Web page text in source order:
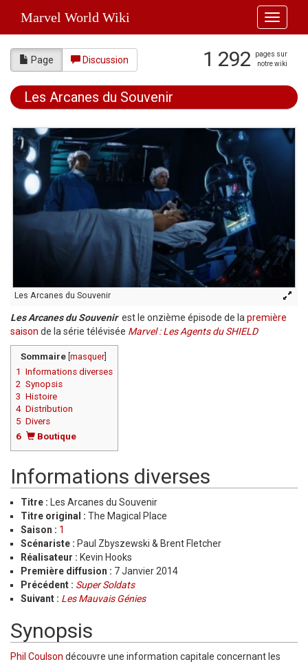
Toggle
Marvel World Wiki
Page Discussion 1 292
pages sur
notre wiki
Les Arcanes du Souvenir
Les Arcanes du Souvenir
Les Arcanes du Souvenir est le onzième épisode de lapremière
saison de la série télévisée Marvel : Les Agents du SHIELD
Sommaire[ masquer]
1 Informations diverses
2 Synopsis
3 Histoire
4 Distribution
5 Divers
6
Boutique
Informations diverses
Titre : Les Arcanes du Souvenir
Titre original : The Magical Place
Saison : 1
Scénariste : Paul Zbyszewski & Brent Fletcher
Réalisateur : Kevin Hooks
Première diffusion : 7 Janvier 2014
Précédent : Super Soldats
Suivant : Les Mauvais Génies
Synopsis
Phil Coulson découvre une information capitale concernant les